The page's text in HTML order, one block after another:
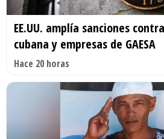
EE.UU. amplía sanciones
cubana y empresas de GAESA
Hace 20 horas